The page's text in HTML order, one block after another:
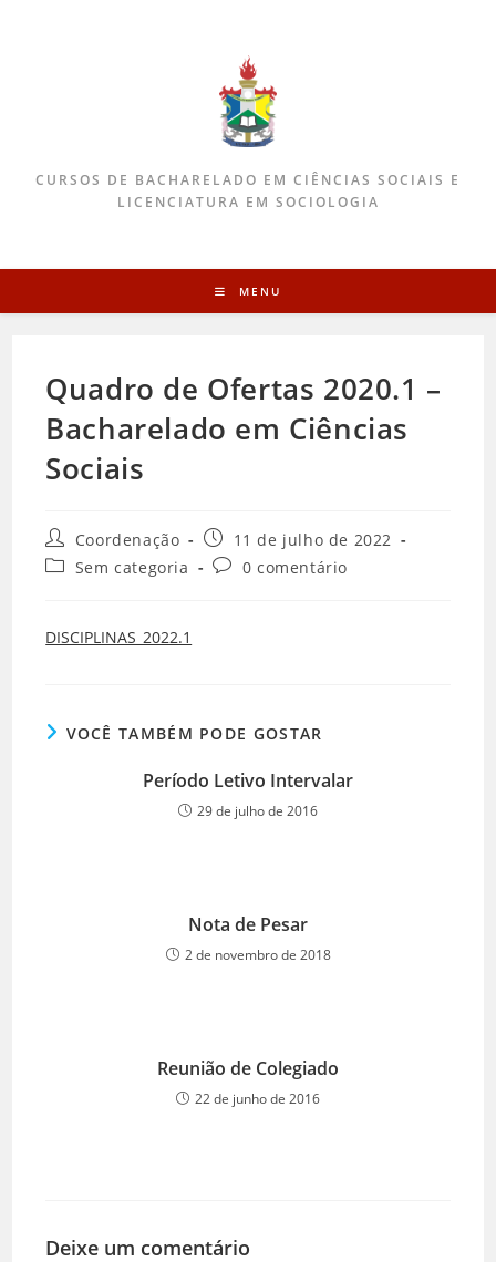
CURSOS DE BACHARELADO EM CIÊNCIAS SOCIAIS E
LICENCIATURA EM SOCIOLOGIA
MENU
Quadro de Ofertas 2020.1 –
Bacharelado em Ciências
Sociais
Coordenação
11 de julho de 2022
Sem categoria
0 comentário
DISCIPLINAS_2022.1
VOCÊ TAMBÉM PODE GOSTAR
Período Letivo Intervalar
29 de julho de 2016
Nota de Pesar
2 de novembro de 2018
Reunião de Colegiado
22 de junho de 2016
Deixe um comentário